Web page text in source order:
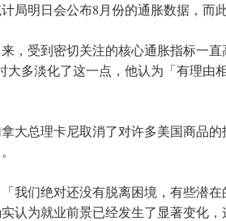
局明日会公布8月份的通胀数据，而
，受到密切关注的核心通胀指标一
大多淡化了这一点，他认为「有理由
大总理卡尼取消了对许多美国商品
我们绝对还没有脱离困境，有些潜在
实认为就业前景已经发生了显著变化